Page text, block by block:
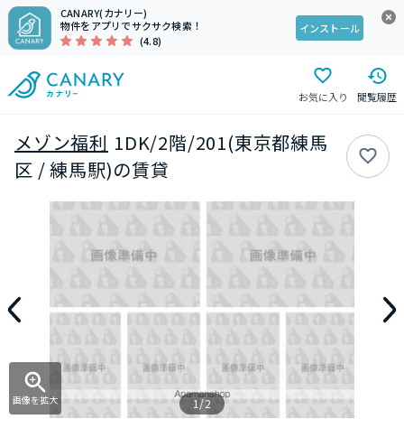
CANARY(カナリー)
物件をアプリでサクサク検索！
(4.8)
インストール
お気に入り 閲覧履歴
メゾン福利 1DK/2階/201(東京都練馬
区 / 練馬駅)の賃貸
画像を拡大 1/2